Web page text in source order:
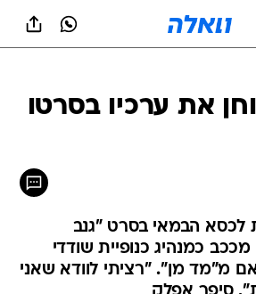
את ערכיו בסרטו
לכסא הבמאי בסרט "גנב
מככב כמנהיג כנופיית שודדי
מ"מד מן". "רציתי לוודא שאני